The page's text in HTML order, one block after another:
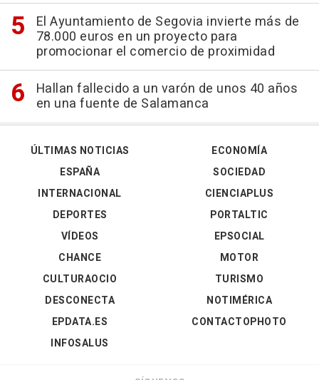
El Ayuntamiento de Segovia invierte más de
78.000 euros en un proyecto para
promocionar el comercio de proximidad
Hallan fallecido a un varón de unos 40 años
en una fuente de Salamanca
ÚLTIMAS NOTICIAS
ESPAÑA
INTERNACIONAL
DEPORTES
VÍDEOS
ECONOMÍA
SOCIEDAD
CIENCIAPLUS
PORTALTIC
EPSOCIAL
CHANCE
CULTURAOCIO
DESCONECTA
EPDATA.ES
INFOSALUS
MOTOR
TURISMO
NOTIMÉRICA
CONTACTOPHOTO